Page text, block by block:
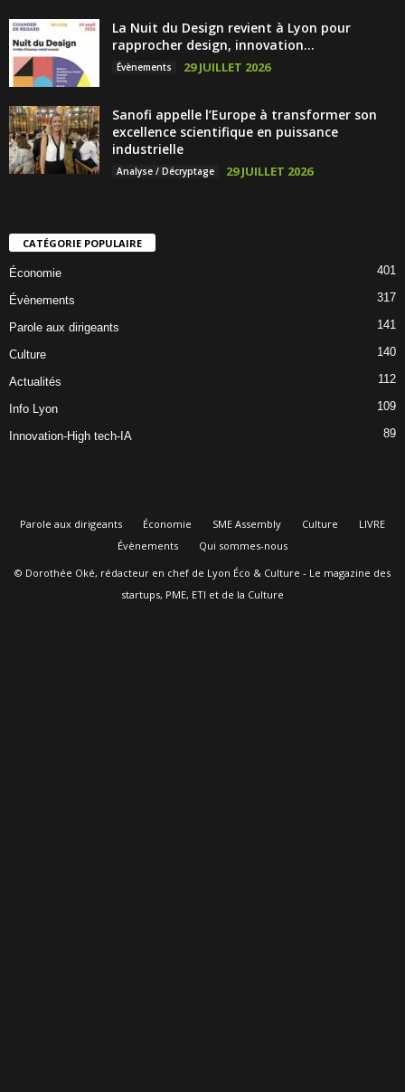
La Nuit du Design revient à Lyon pour
rapprocher design, innovation...
Évènements 29 JUILLET 2026
Sanofi appelle l’Europe à transformer son
excellence scientifique en puissance
industrielle
Analyse / Décryptage 29 JUILLET 2026
CATÉGORIE POPULAIRE
Économie 401
Évènements 317
Parole aux dirigeants 141
Culture 140
Actualités 112
Info Lyon 109
Innovation-High tech-IA 89
Parole aux dirigeants Économie SME Assembly Culture
LIVRE
Évènements
Qui sommes-nous
© Dorothée Oké, rédacteur en chef de Lyon Éco & Culture - Le magazine des
startups, PME, ETI et de la Culture